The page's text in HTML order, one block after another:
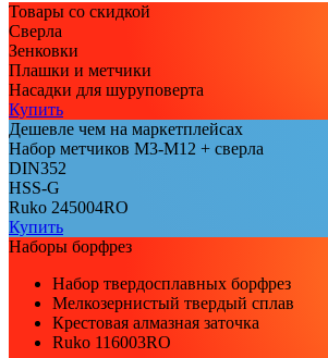
Товары со скидкой
Сверла
Зенковки
Плашки и метчики
Насадки для шуруповерта
Купить
Дешевле чем на маркетплейсах
Набор метчиков М3-М12 + сверла
DIN352
HSS-G
Ruko 245004RO
Купить
Наборы борфрез
Набор твердосплавных борфрез
Мелкозернистый твердый сплав
Крестовая алмазная заточка
Ruko 116003RO